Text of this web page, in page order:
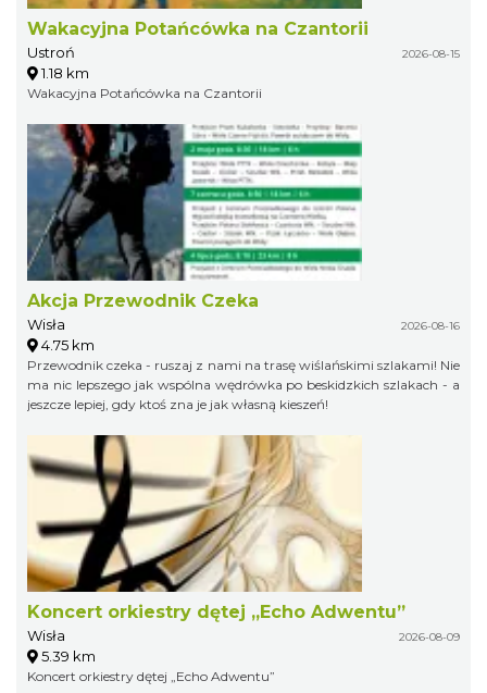
Wakacyjna Potańcówka na Czantorii
Ustroń 2026-08-15
1.18 km
Wakacyjna Potańcówka na Czantorii
Akcja Przewodnik Czeka
Wisła 2026-08-16
4.75 km
Przewodnik czeka - ruszaj z nami na trasę wiślańskimi szlakami! Nie
ma nic lepszego jak wspólna wędrówka po beskidzkich szlakach - a
jeszcze lepiej, gdy ktoś zna je jak własną kieszeń!
Koncert orkiestry dętej „Echo Adwentu”
Wisła 2026-08-09
5.39 km
Koncert orkiestry dętej „Echo Adwentu”